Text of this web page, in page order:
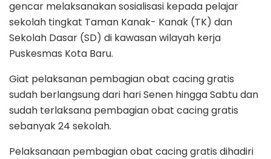
gencar melaksanakan sosialisasi kepada pelajar
sekolah tingkat Taman Kanak- Kanak (TK) dan
Sekolah Dasar (SD) di kawasan wilayah kerja
Puskesmas Kota Baru.
Giat pelaksanan pembagian obat cacing gratis
sudah berlangsung dari hari Senen hingga Sabtu dan
sudah terlaksana pembagian obat cacing gratis
sebanyak 24 sekolah.
Pelaksanaan pembagian obat cacing gratis dihadiri